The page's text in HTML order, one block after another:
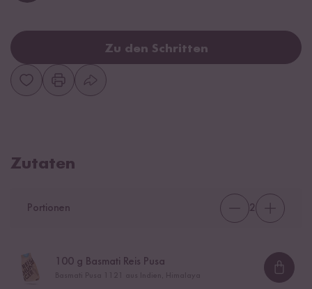
Zu den Schritten
Zutaten
Portionen 2
100 g Basmati Reis Pusa